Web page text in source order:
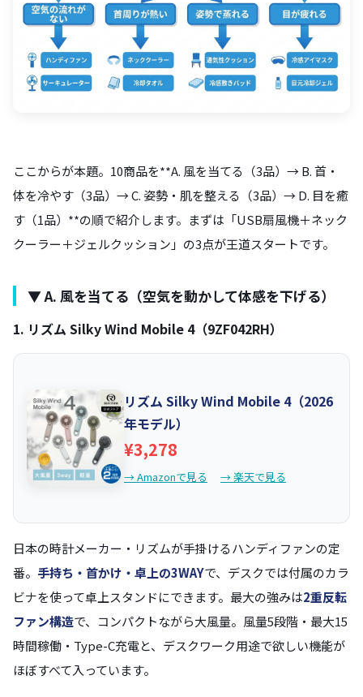
ここからが本題。10商品を**A. 風を当てる（3品）→ B. 首・
体を冷やす（3品）→ C. 姿勢・肌を整える（3品）→ D. 目を癒
す（1品）**の順で紹介します。まずは「USB扇風機＋ネック
クーラー＋ジェルクッション」の3点が王道スタートです。
▼ A. 風を当てる（空気を動かして体感を下げる）
1. リズム Silky Wind Mobile 4（9ZF042RH）
リズム Silky Wind Mobile 4（2026
年モデル）
¥3,278
→ Amazonで見る → 楽天で見る
日本の時計メーカー・リズムが手掛けるハンディファンの定
番。 手持ち・首かけ・卓上の3WAYで、デスクでは付属のカラ
ビナを使って卓上スタンドにできます。最大の強みは2重反転
ファン構造で、コンパクトながら大風量。風量5段階・最大15
時間稼働・Type-C充電と、デスクワーク用途で欲しい機能が
ほぼすべて入っています。